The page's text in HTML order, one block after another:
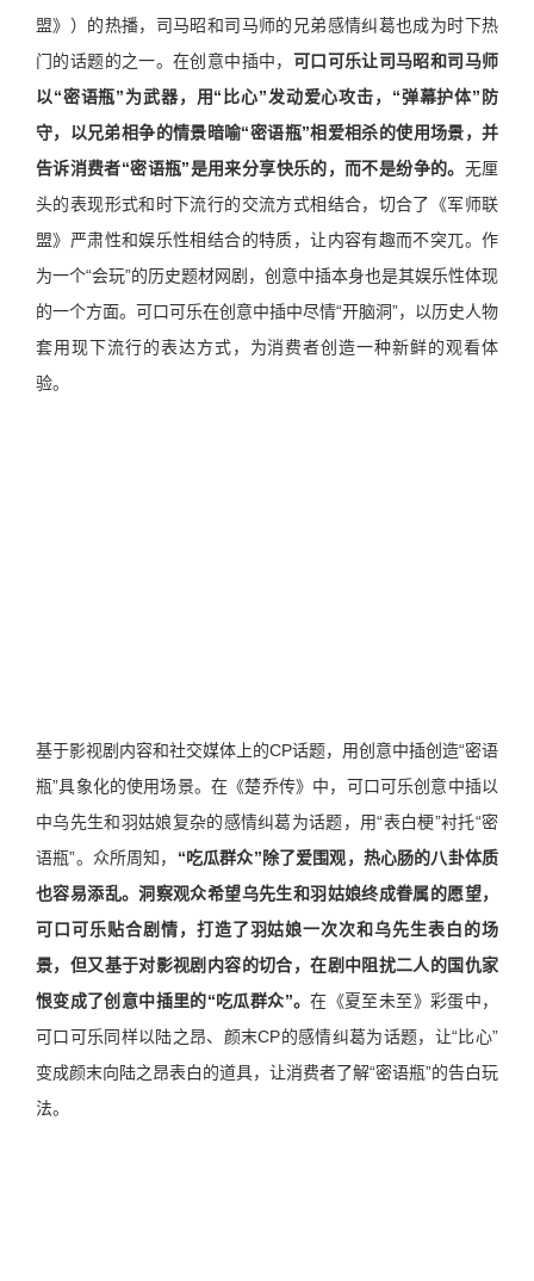
盟》）的热播，司马昭和司马师的兄弟感情纠葛也成为时下热
门的话题的之一。在创意中插中， 可口可乐让司马昭和司马师
以“密语瓶”为武器，用“比心”发动爱心攻击，“弹幕护体”防
守，以兄弟相争的情景暗喻“密语瓶”相爱相杀的使用场景，并
告诉消费者“密语瓶”是用来分享快乐的，而不是纷争的。 无厘
头的表现形式和时下流行的交流方式相结合，切合了《军师联
盟》严肃性和娱乐性相结合的特质，让内容有趣而不突兀。作
为一个“会玩”的历史题材网剧，创意中插本身也是其娱乐性体现
的一个方面。可口可乐在创意中插中尽情“开脑洞”，以历史人物
套用现下流行的表达方式，为消费者创造一种新鲜的观看体
验。
基于影视剧内容和社交媒体上的CP话题，用创意中插创造“密语
瓶”具象化的使用场景。在《楚乔传》中，可口可乐创意中插以
中乌先生和羽姑娘复杂的感情纠葛为话题，用“表白梗”衬托“密
语瓶”。众所周知， “吃瓜群众”除了爱围观，热心肠的八卦体质
也容易添乱。洞察观众希望乌先生和羽姑娘终成眷属的愿望，
可口可乐贴合剧情，打造了羽姑娘一次次和乌先生表白的场
景，但又基于对影视剧内容的切合，在剧中阻扰二人的国仇家
恨变成了创意中插里的“吃瓜群众”。在《夏至未至》彩蛋中，
可口可乐同样以陆之昂、颜末CP的感情纠葛为话题，让“比心”
变成颜末向陆之昂表白的道具，让消费者了解“密语瓶”的告白玩
法。